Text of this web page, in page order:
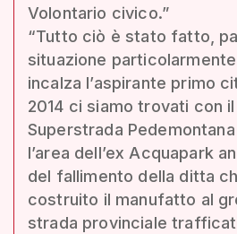
Volontario civico.”
“Tutto ciò è stato fatto,
situazione
incalza l’aspirante primo
2014 ci siamo trovati con
Superstrada
l’area dell’ex Acquapark
del fallimento della ditta
costruito il manufatto al
strada provinciale